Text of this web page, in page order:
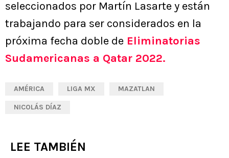
seleccionados por Martín Lasarte y están
trabajando para ser considerados en la
próxima fecha doble de Eliminatorias
Sudamericanas a Qatar 2022.
AMÉRICA LIGA MX MAZATLAN
NICOLÁS DÍAZ
LEE TAMBIÉN